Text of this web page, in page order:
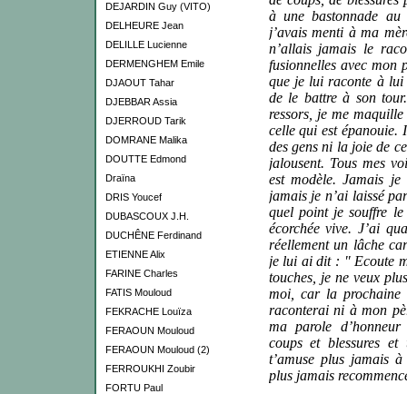
DEJARDIN Guy (VITO)
DELHEURE Jean
DELILLE Lucienne
DERMENGHEM Emile
DJAOUT Tahar
DJEBBAR Assia
DJERROUD Tarik
DOMRANE Malika
DOUTTE Edmond
Draïna
DRIS Youcef
DUBASCOUX J.H.
DUCHÊNE Ferdinand
ETIENNE Alix
FARINE Charles
FATIS Mouloud
FEKRACHE Louïza
FERAOUN Mouloud
FERAOUN Mouloud (2)
FERROUKHI Zoubir
FORTU Paul
à une bastonnade
j’avais menti à ma
n’allais jamais le
fusionnelles avec mon
que je lui raconte à
de le battre à son
ressors, je me
celle qui est
des gens ni la joie de
jalousent. Tous mes
est modèle. Jamais
jamais je n’ai laissé
quel point je souffre
écorchée vive. J’ai
réellement un lâche
je lui ai dit : " Ecoute
touches, je ne veux
moi, car la
raconterai ni à mon
ma parole
coups et blessures
t’amuse plus jamais
plus jamais